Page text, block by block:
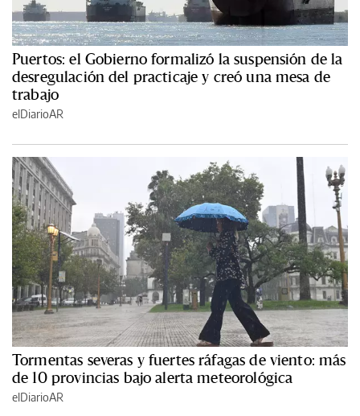
Puertos: el Gobierno formalizó la suspensión de la
desregulación del practicaje y creó una mesa de
trabajo
elDiarioAR
Tormentas severas y fuertes ráfagas de viento: más
de 10 provincias bajo alerta meteorológica
elDiarioAR